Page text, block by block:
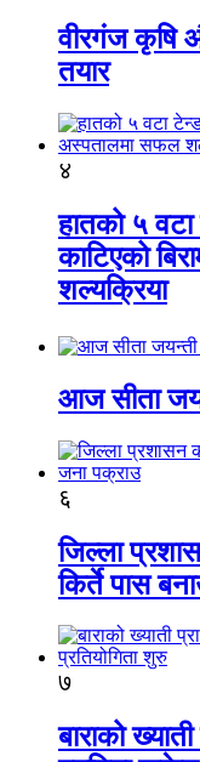
वीरगंज कृषि
तयार
४
हातको ५
काटिएको
शल्यक्रिया
आज सीता
६
जिल्ला
किर्ते पास
७
बाराको